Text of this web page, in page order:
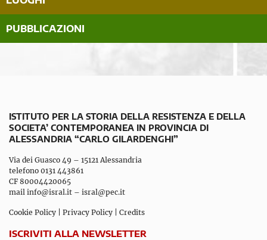
PUBBLICAZIONI
ISTITUTO PER LA STORIA DELLA RESISTENZA E DELLA
SOCIETA’ CONTEMPORANEA IN PROVINCIA DI
ALESSANDRIA “CARLO GILARDENGHI”
Via dei Guasco 49 – 15121 Alessandria
telefono 0131 443861
CF 80004420065
mail info@isral.it – isral@pec.it
Cookie Policy Privacy Policy Credits
ISCRIVITI ALLA NEWSLETTER